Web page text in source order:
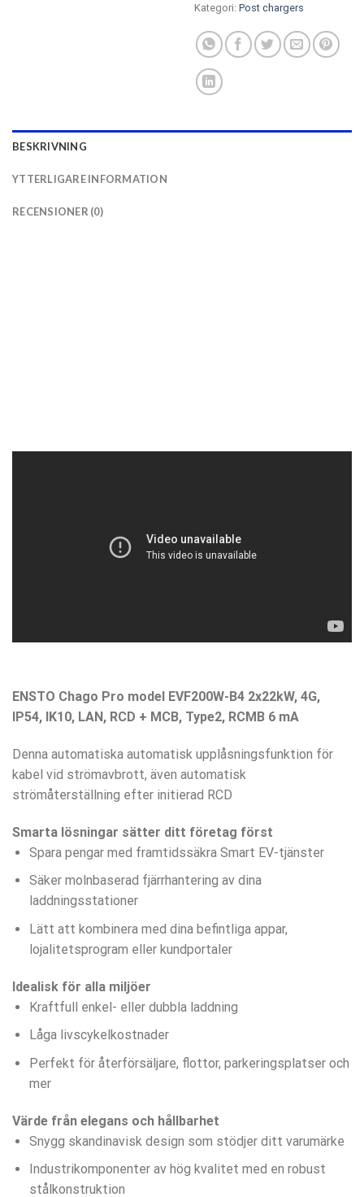
Kategori: Post chargers
BESKRIVNING
YTTERLIGARE INFORMATION
RECENSIONER (0)
ENSTO Chago Pro model EVF200W-B4 2x22kW, 4G,
IP54, IK10, LAN, RCD + MCB, Type2, RCMB 6 mA
Denna automatiska automatisk upplåsningsfunktion för
kabel vid strömavbrott, även automatisk
strömåterställning efter initierad RCD
Smarta lösningar sätter ditt företag först
Spara pengar med framtidssäkra Smart EV-tjänster
Säker molnbaserad fjärrhantering av dina
laddningsstationer
Lätt att kombinera med dina befintliga appar,
lojalitetsprogram eller kundportaler
Idealisk för alla miljöer
Kraftfull enkel- eller dubbla laddning
Låga livscykelkostnader
Perfekt för återförsäljare, flottor, parkeringsplatser och
mer
Värde från elegans och hållbarhet
Snygg skandinavisk design som stödjer ditt varumärke
Industrikomponenter av hög kvalitet med en robust
stålkonstruktion